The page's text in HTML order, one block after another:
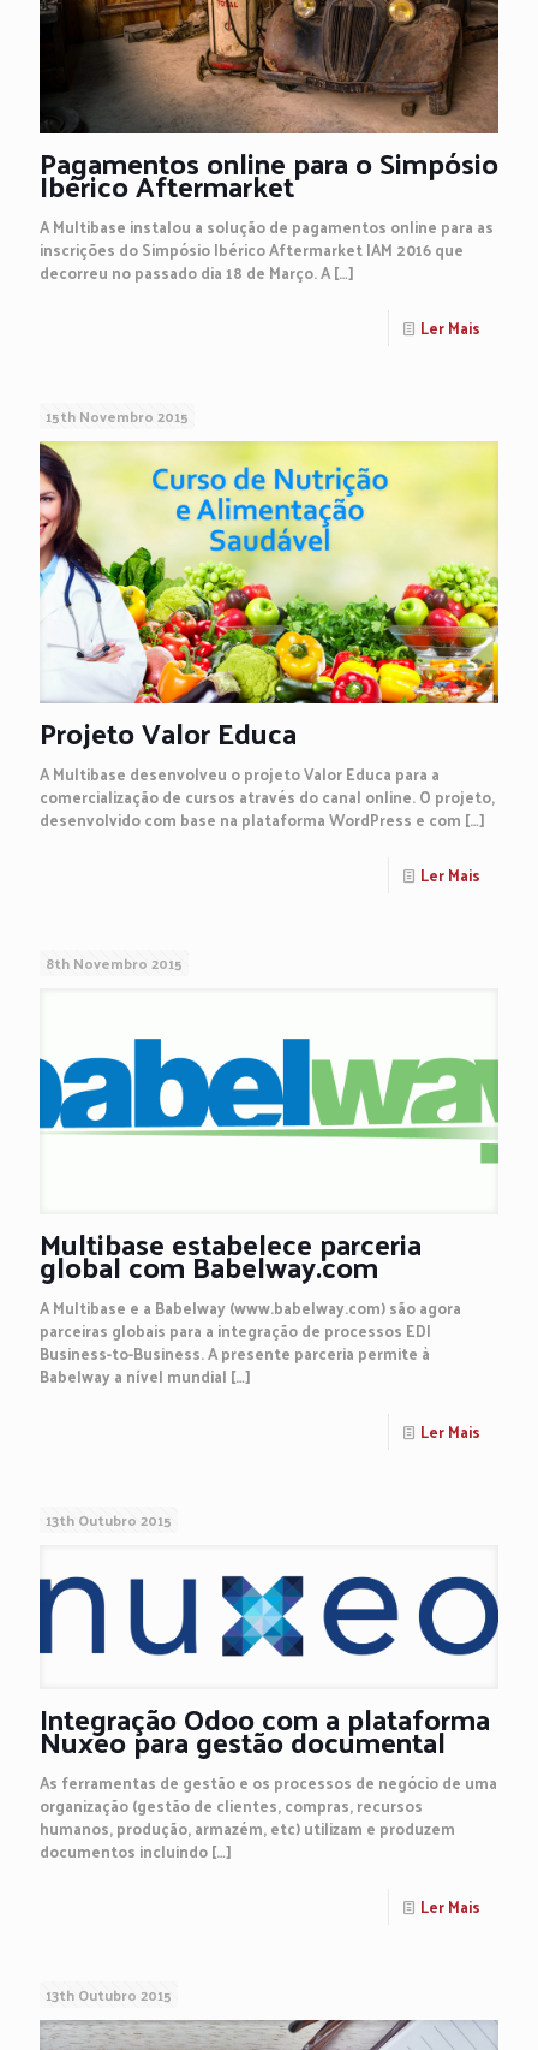
Pagamentos online para o Simpósio
Ibérico Aftermarket
A Multibase instalou a solução de pagamentos online para as
inscrições do Simpósio Ibérico Aftermarket IAM 2016 que
decorreu no passado dia 18 de Março. A[…]
Ler Mais
15th Novembro 2015
Projeto Valor Educa
A Multibase desenvolveu o projeto Valor Educa para a
comercialização de cursos através do canal online. O projeto,
desenvolvido com base na plataforma WordPress e com […]
Ler Mais
8th Novembro 2015
Multibase estabelece parceria
global com Babelway.com
A Multibase e a Babelway (www.babelway.com) são agora
parceiras globais para a integração de processos EDI
Business-to-Business. A presente parceria permite à
Babelway a nível mundial […]
Ler Mais
13th Outubro 2015
Integração Odoo com a plataforma
Nuxeo para gestão documental
As ferramentas de gestão e os processos de negócio de uma
organização (gestão de clientes, compras, recursos
humanos, produção, armazém, etc) utilizam e produzem
documentos incluindo[…]
Ler Mais
13th Outubro 2015